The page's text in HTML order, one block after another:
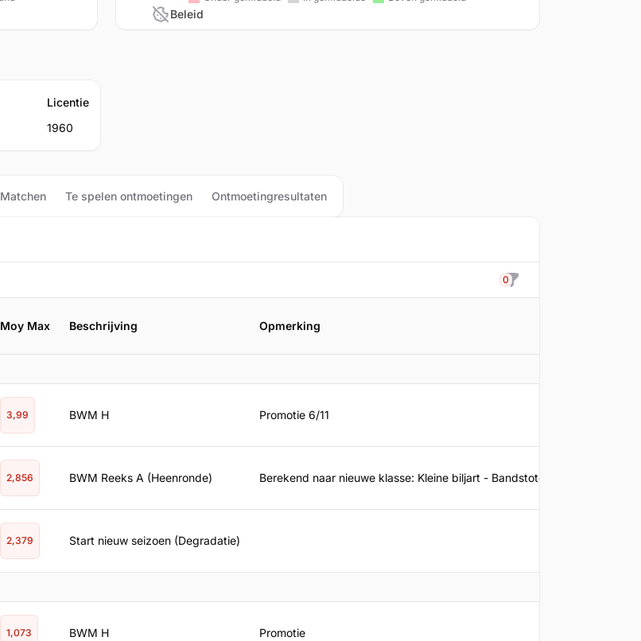
Licentie
1960
Matchen Te spelen ontmoetingen Ontmoetingresultaten
Filteren
0
Moy Max Beschrijving Opmerking
3,99 BWM H Promotie 6/11
2,856 BWM Reeks A (Heenronde) Berekend naar nieuwe klasse: Kleine biljart - Bandstoten - 3a
2,379 Start nieuw seizoen (Degradatie)
1,073 BWM H Promotie
Beleid